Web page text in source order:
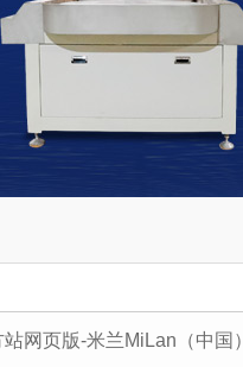
网页版-米兰MiLan（中国）